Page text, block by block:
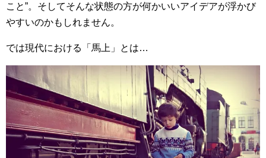
こと”。そしてそんな状態の方が何かいいアイデアが浮かび
やすいのかもしれません。
では現代における「馬上」とは…